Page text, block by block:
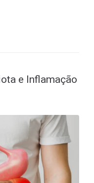
e Inflamação